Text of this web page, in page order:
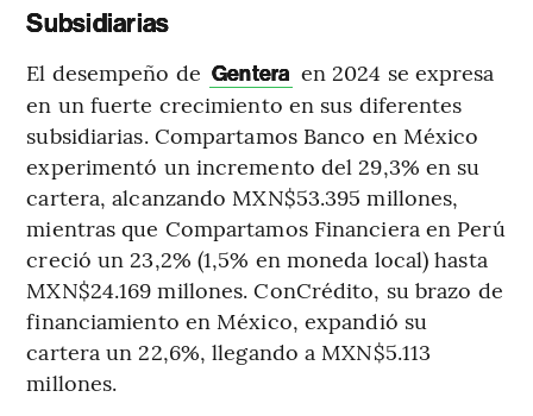
Subsidiarias
El desempeño de Gentera en 2024 se expresa
en un fuerte crecimiento en sus diferentes
subsidiarias. Compartamos Banco en México
experimentó un incremento del 29,3% en su
cartera, alcanzando MXN$53.395 millones,
mientras que Compartamos Financiera en Perú
creció un 23,2% (1,5% en moneda local) hasta
MXN$24.169 millones. ConCrédito, su brazo de
financiamiento en México, expandió su
cartera un 22,6%, llegando a MXN$5.113
millones.